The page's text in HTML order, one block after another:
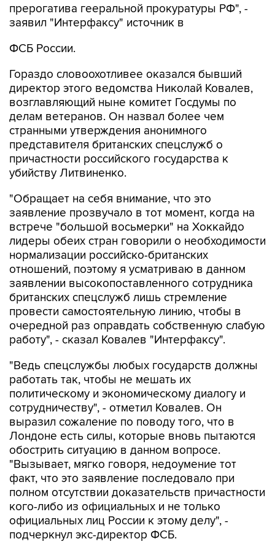
прерогатива гееральной прокуратуры РФ", -
заявил "Интерфаксу" источник в
ФСБ России.
Гораздо словоохотливее оказался бывший
директор этого ведомства Николай Ковалев,
возглавляющий ныне комитет Госдумы по
делам ветеранов. Он назвал более чем
странными утверждения анонимного
представителя британских спецслужб о
причастности российского государства к
убийству Литвиненко.
"Обращает на себя внимание, что это
заявление прозвучало в тот момент, когда на
встрече "большой восьмерки" на Хоккайдо
лидеры обеих стран говорили о необходимости
нормализации российско-британских
отношений, поэтому я усматриваю в данном
заявлении высокопоставленного сотрудника
британских спецслужб лишь стремление
провести самостоятельную линию, чтобы в
очередной раз оправдать собственную слабую
работу", - сказал Ковалев "Интерфаксу".
"Ведь спецслужбы любых государств должны
работать так, чтобы не мешать их
политическому и экономическому диалогу и
сотрудничеству", - отметил Ковалев. Он
выразил сожаление по поводу того, что в
Лондоне есть силы, которые вновь пытаются
обострить ситуацию в данном вопросе.
"Вызывает, мягко говоря, недоумение тот
факт, что это заявление последовало при
полном отсутствии доказательств причастности
кого-либо из официальных и не только
официальных лиц России к этому делу", -
подчеркнул экс-директор ФСБ.